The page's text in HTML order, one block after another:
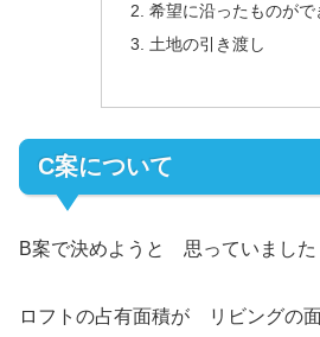
希望に沿ったものがで
土地の引き渡し
C案について
B案で決めようと 思っていました
ロフトの占有面積が リビングの